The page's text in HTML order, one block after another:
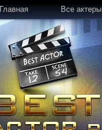
Главная Все актеры